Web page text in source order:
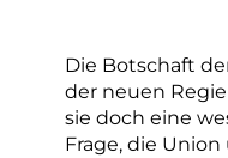
Die Botschaft
der neuen
sie doch eine
Frage, die